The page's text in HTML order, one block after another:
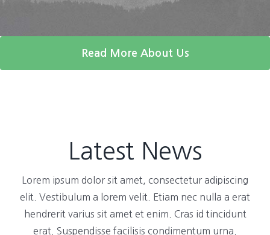
Read More About Us
Latest News
Lorem ipsum dolor sit amet, consectetur adipiscing
elit. Vestibulum a lorem velit. Etiam nec nulla a erat
hendrerit varius sit amet et enim. Cras id tincidunt
erat. Suspendisse facilisis condimentum urna.